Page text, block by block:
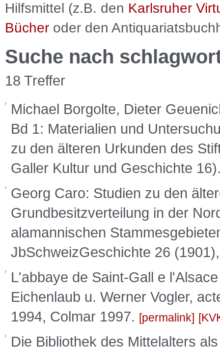
Hilfsmittel (z.B. den Karlsruher
Bücher oder den
Suche nach
18 Treffer
Michael Borgolte, Dieter
Bd 1: Materialien und
zu den älteren Urkunden des
Galler Kultur und Geschichte
Georg Caro: Studien zu den
Grundbesitzverteilung in der
alamannischen
JbSchweizGeschichte 26
L'abbaye de Saint-Gall e
Eichenlaub u. Werner Vogler,
1994, Colmar 1997.
permalink
Die Bibliothek des Mittelalters